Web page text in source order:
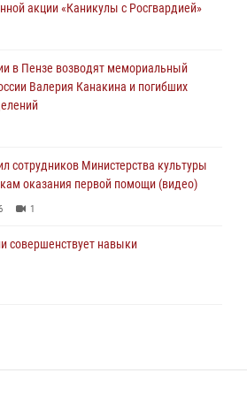
Росгвардии пресечена
под реабилитационный центр
Пензенской области подвели итоги
2026 года
акции «Каникулы с Росгвардией»
в Пензе возводят мемориальный
Валерия Канакина и погибших
сотрудников Министерства культуры
оказания первой помощи (видео)
1
совершенствует навыки